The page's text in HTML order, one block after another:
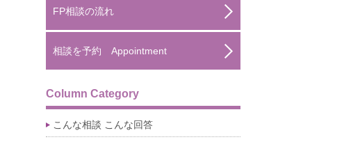
FP相談の流れ
相談を予約 Appointment
Column Category
こんな相談 こんな回答